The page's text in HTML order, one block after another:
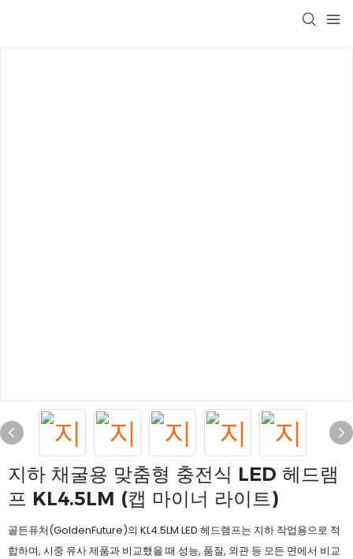
지하 채굴용 맞춤형 충전식 LED 헤드램
프 KL4.5LM (캡 마이너 라이트)
골든퓨처(GoldenFuture)의 KL4.5LM LED 헤드램프는 지하 작업용으로 적
합하며, 시중 유사 제품과 비교했을 때 성능, 품질, 외관 등 모든 면에서 비교